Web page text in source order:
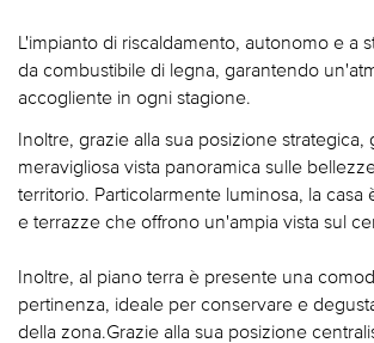
L'impianto di riscaldamento, autonomo e a
da combustibile di legna, garantendo
accogliente in ogni stagione.
Inoltre, grazie alla sua posizione strategica,
meravigliosa vista panoramica sulle
territorio. Particolarmente luminosa, la casa
e terrazze che offrono un'ampia vista sul
Inoltre, al piano terra è presente una
pertinenza, ideale per conservare e
della zona.Grazie alla sua posizione